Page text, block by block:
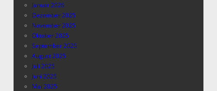
Januar 2026
Dezember 2025
November 2025
Oktober 2025
September 2025
August 2025
Juli 2025
Juni 2025
Mai 2025